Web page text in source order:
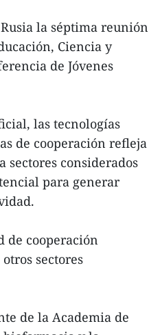
la séptima reunión
Ciencia y
de Jóvenes
las tecnologías
de cooperación refleja
considerados
para generar
de cooperación
sectores
de la Academia de